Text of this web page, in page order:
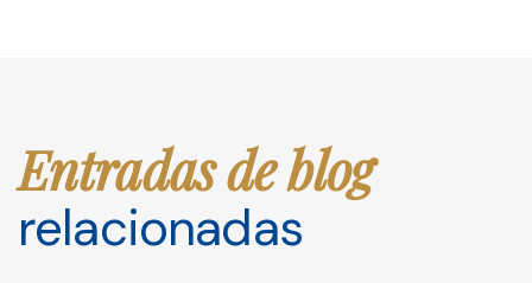
Entradas de blog
relacionadas